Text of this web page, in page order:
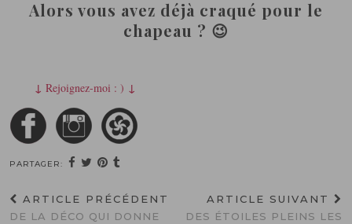
Alors vous avez déjà craqué pour le
chapeau ? 😉
↓ Rejoignez-moi : ) ↓
PARTAGER:
ARTICLE PRÉCÉDENT
DE LA DÉCO QUI DONNE
ARTICLE SUIVANT
DES ÉTOILES PLEINS LES